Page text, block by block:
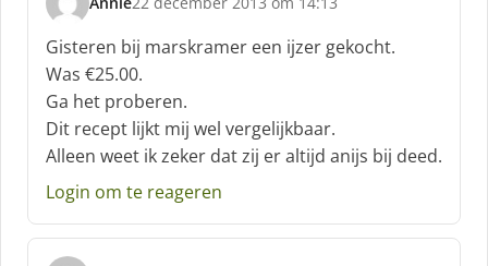
s
c
h
r
e
e
f
Gisteren bij marskramer een ijzer gekocht.
Was €25.00.
Ga het proberen.
Dit recept lijkt mij wel vergelijkbaar.
Alleen weet ik zeker dat zij er altijd anijs bij deed.
Login om te reageren